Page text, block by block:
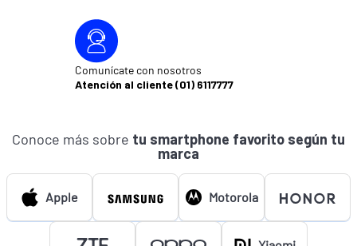
Comunícate con nosotros
Atención al cliente (01) 6117777
Conoce más sobre tu smartphone favorito según tu
marca
Apple Motorola